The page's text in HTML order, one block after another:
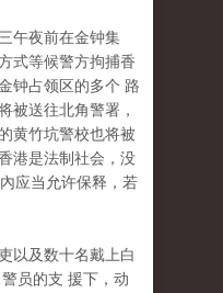
午夜前在金钟集
式等候警方拘捕香
钟占领区的多个 路
被送往北角警署，
黄竹坑警校也将被
港是法制社会，没
应当允许保释，若
以及数十名戴上白
员的支 援下，动